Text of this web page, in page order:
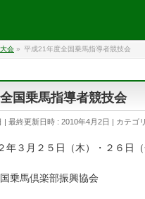
会 » 平成21年度全国乗馬指導者競技会
国乗馬指導者競技会
最終更新日時 : 2010年4月2日 カテゴ
年３月２５日（木）・２６日（
国乗馬倶楽部振興協会